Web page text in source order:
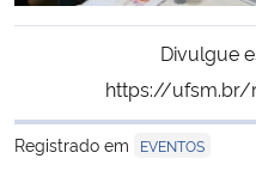
Divulgue
https://ufsm.br/
Registrado em
EVENTOS